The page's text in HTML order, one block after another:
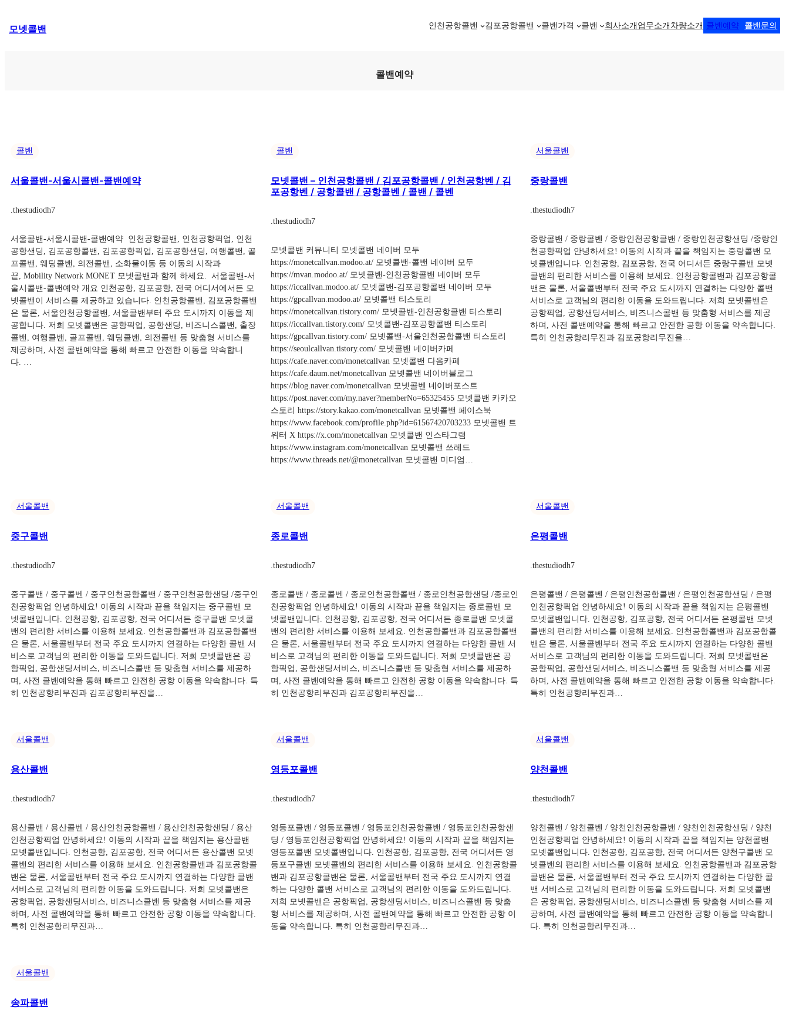
텐
모넷콜밴 인천공항콜밴 김포공항콜밴 콜밴가격 콜밴 회사소개 업무소개 차량소개 콜밴예약 콜밴문의
콜밴예약
콜밴
서울콜밴-서울시콜밴-콜밴예약
thestudiodh7
서울콜밴-서울시콜밴-콜밴예약 ​ 인천공항콜밴, 인천공항픽업, 인천
공항샌딩, 김포공항콜밴, 김포공항픽업, 김포공항샌딩, 여행콜밴, 골
프콜밴, 웨딩콜밴, 의전콜밴, 소화물이동 등 이동의 시작과
끝, Mobility Network MONET 모넷콜밴과 함께 하세요. ​ 서울콜밴-서
울시콜밴-콜밴예약 개요 ​인천공항, 김포공항, 전국 어디서에서든 모
넷콜밴이 서비스를 제공하고 있습니다. 인천공항콜밴, 김포공항콜밴
은 물론, 서울인천공항콜밴, 서울콜밴부터 주요 도시까지 이동을 제
공합니다. 저희 모넷콜밴은 공항픽업, 공항샌딩, 비즈니스콜밴, 출장
콜밴, 여행콜밴, 골프콜밴, 웨딩콜밴, 의전콜밴 등 맞춤형 서비스를
제공하며, 사전 콜밴예약을 통해 빠르고 안전한 이동을 약속합니
다. …
콜밴
모넷콜밴 – 인천공항콜밴 / 김포공항콜밴 / 인천공항벤 / 김
포공항벤 / 공항콜밴 / 공항콜벤 / 콜밴 / 콜벤
thestudiodh7
모넷콜밴 커뮤니티 모넷콜밴 네이버 모두
https://monetcallvan.modoo.at/ 모넷콜밴-콜밴 네이버 모두
https://mvan.modoo.at/ 모넷콜밴-인천공항콜밴 네이버 모두
https://iccallvan.modoo.at/ 모넷콜밴-김포공항콜밴 네이버 모두
https://gpcallvan.modoo.at/ 모넷콜밴 티스토리
https://monetcallvan.tistory.com/ 모넷콜밴-인천공항콜밴 티스토리
https://iccallvan.tistory.com/ 모넷콜밴-김포공항콜밴 티스토리
https://gpcallvan.tistory.com/ 모넷콜밴-서울인천공항콜밴 티스토리
https://seoulcallvan.tistory.com/ 모넷콜밴 네이버카페
https://cafe.naver.com/monetcallvan 모넷콜밴 다음카페
https://cafe.daum.net/monetcallvan 모넷콜밴 네이버블로그
https://blog.naver.com/monetcallvan 모넷콜벤 네이버포스트
https://post.naver.com/my.naver?memberNo=65325455 모넷콜밴 카카오
스토리 https://story.kakao.com/monetcallvan 모넷콜밴 페이스북
https://www.facebook.com/profile.php?id=61567420703233 모넷콜밴 트
위터 X https://x.com/monetcallvan 모넷콜밴 인스타그램
https://www.instagram.com/monetcallvan 모넷콜밴 쓰레드
https://www.threads.net/@monetcallvan 모넷콜밴 미디엄…
서울콜밴
중랑콜밴
.thestudiodh7
중랑콜밴 / 중랑콜벤 / 중랑인천공항콜밴 / 중랑인천공항샌딩 /중랑인
천공항픽업 안녕하세요! 이동의 시작과 끝을 책임지는 중랑콜밴 모
넷콜밴입니다. 인천공항, 김포공항, 전국 어디서든 중랑구콜밴 모넷
콜밴의 편리한 서비스를 이용해 보세요. 인천공항콜밴과 김포공항콜
밴은 물론, 서울콜밴부터 전국 주요 도시까지 연결하는 다양한 콜밴
서비스로 고객님의 편리한 이동을 도와드립니다. 저희 모넷콜밴은
공항픽업, 공항샌딩서비스, 비즈니스콜밴 등 맞춤형 서비스를 제공
하며, 사전 콜밴예약을 통해 빠르고 안전한 공항 이동을 약속합니다.
특히 인천공항리무진과 김포공항리무진을…
서울콜밴
중구콜밴
thestudiodh7
중구콜밴 / 중구콜벤 / 중구인천공항콜밴 / 중구인천공항샌딩 /중구인
천공항픽업 안녕하세요! 이동의 시작과 끝을 책임지는 중구콜밴 모
넷콜밴입니다. 인천공항, 김포공항, 전국 어디서든 중구콜밴 모넷콜
밴의 편리한 서비스를 이용해 보세요. 인천공항콜밴과 김포공항콜밴
은 물론, 서울콜밴부터 전국 주요 도시까지 연결하는 다양한 콜밴 서
비스로 고객님의 편리한 이동을 도와드립니다. 저희 모넷콜밴은 공
항픽업, 공항샌딩서비스, 비즈니스콜밴 등 맞춤형 서비스를 제공하
며, 사전 콜밴예약을 통해 빠르고 안전한 공항 이동을 약속합니다. 특
히 인천공항리무진과 김포공항리무진을…
서울콜밴
종로콜밴
thestudiodh7
종로콜밴 / 종로콜벤 / 종로인천공항콜밴 / 종로인천공항샌딩 /종로인
천공항픽업 안녕하세요! 이동의 시작과 끝을 책임지는 종로콜밴 모
넷콜밴입니다. 인천공항, 김포공항, 전국 어디서든 종로콜밴 모넷콜
밴의 편리한 서비스를 이용해 보세요. 인천공항콜밴과 김포공항콜밴
은 물론, 서울콜밴부터 전국 주요 도시까지 연결하는 다양한 콜밴 서
비스로 고객님의 편리한 이동을 도와드립니다. 저희 모넷콜밴은 공
항픽업, 공항샌딩서비스, 비즈니스콜밴 등 맞춤형 서비스를 제공하
며, 사전 콜밴예약을 통해 빠르고 안전한 공항 이동을 약속합니다. 특
히 인천공항리무진과 김포공항리무진을…
서울콜밴
은평콜밴
.thestudiodh7
은평콜밴 / 은평콜벤 / 은평인천공항콜밴 / 은평인천공항샌딩 / 은평
인천공항픽업 안녕하세요! 이동의 시작과 끝을 책임지는 은평콜밴
모넷콜밴입니다. 인천공항, 김포공항, 전국 어디서든 은평콜밴 모넷
콜밴의 편리한 서비스를 이용해 보세요. 인천공항콜밴과 김포공항콜
밴은 물론, 서울콜밴부터 전국 주요 도시까지 연결하는 다양한 콜밴
서비스로 고객님의 편리한 이동을 도와드립니다. 저희 모넷콜밴은
공항픽업, 공항샌딩서비스, 비즈니스콜밴 등 맞춤형 서비스를 제공
하며, 사전 콜밴예약을 통해 빠르고 안전한 공항 이동을 약속합니다.
특히 인천공항리무진과…
서울콜밴
용산콜밴
thestudiodh7
용산콜밴 / 용산콜벤 / 용산인천공항콜밴 / 용산인천공항샌딩 / 용산
인천공항픽업 안녕하세요! 이동의 시작과 끝을 책임지는 용산콜밴
모넷콜밴입니다. 인천공항, 김포공항, 전국 어디서든 용산콜밴 모넷
콜밴의 편리한 서비스를 이용해 보세요. 인천공항콜밴과 김포공항콜
밴은 물론, 서울콜밴부터 전국 주요 도시까지 연결하는 다양한 콜밴
서비스로 고객님의 편리한 이동을 도와드립니다. 저희 모넷콜밴은
공항픽업, 공항샌딩서비스, 비즈니스콜밴 등 맞춤형 서비스를 제공
하며, 사전 콜밴예약을 통해 빠르고 안전한 공항 이동을 약속합니다.
특히 인천공항리무진과…
서울콜밴
영등포콜밴
thestudiodh7
영등포콜밴 / 영등포콜벤 / 영등포인천공항콜밴 / 영등포인천공항샌
딩 / 영등포인천공항픽업 안녕하세요! 이동의 시작과 끝을 책임지는
영등포콜밴 모넷콜밴입니다. 인천공항, 김포공항, 전국 어디서든 영
등포구콜밴 모넷콜밴의 편리한 서비스를 이용해 보세요. 인천공항콜
밴과 김포공항콜밴은 물론, 서울콜밴부터 전국 주요 도시까지 연결
하는 다양한 콜밴 서비스로 고객님의 편리한 이동을 도와드립니다.
저희 모넷콜밴은 공항픽업, 공항샌딩서비스, 비즈니스콜밴 등 맞춤
형 서비스를 제공하며, 사전 콜밴예약을 통해 빠르고 안전한 공항 이
동을 약속합니다. 특히 인천공항리무진과…
서울콜밴
양천콜밴
.thestudiodh7
양천콜밴 / 양천콜벤 / 양천인천공항콜밴 / 양천인천공항샌딩 / 양천
인천공항픽업 안녕하세요! 이동의 시작과 끝을 책임지는 양천콜밴
모넷콜밴입니다. 인천공항, 김포공항, 전국 어디서든 양천구콜밴 모
넷콜밴의 편리한 서비스를 이용해 보세요. 인천공항콜밴과 김포공항
콜밴은 물론, 서울콜밴부터 전국 주요 도시까지 연결하는 다양한 콜
밴 서비스로 고객님의 편리한 이동을 도와드립니다. 저희 모넷콜밴
은 공항픽업, 공항샌딩서비스, 비즈니스콜밴 등 맞춤형 서비스를 제
공하며, 사전 콜밴예약을 통해 빠르고 안전한 공항 이동을 약속합니
다. 특히 인천공항리무진과…
서울콜밴
송파콜밴